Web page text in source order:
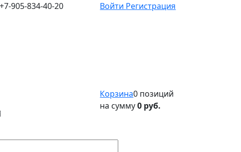
+7-905-834-40-20 Войти Регистрация
Корзина0 позиций
на сумму0 руб.